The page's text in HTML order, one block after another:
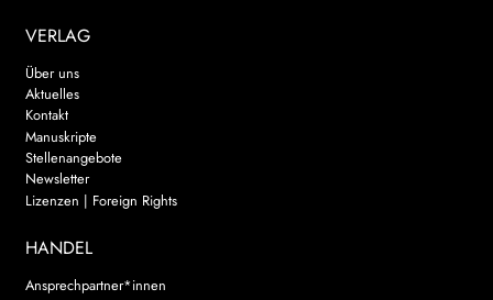
VERLAG
Über uns
Aktuelles
Kontakt
Manuskripte
Stellenangebote
Newsletter
Lizenzen | Foreign Rights
HANDEL
Ansprechpartner*innen